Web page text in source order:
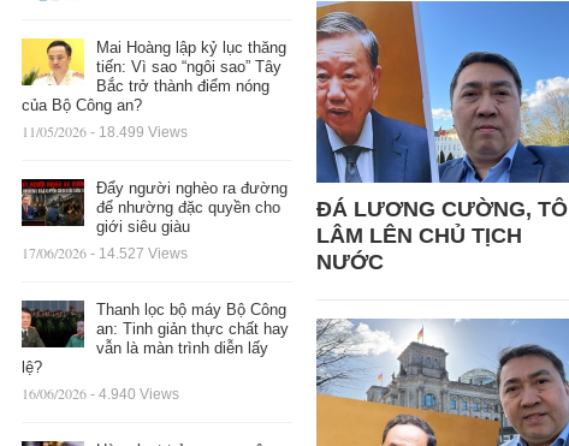
Mai Hoàng lập kỷ lục thăng
tiến: Vì sao “ngôi sao” Tây
Bắc trở thành điểm nóng
của Bộ Công an?
11/05/2026 - 18.499 Views
Đẩy người nghèo ra đường
để nhường đặc quyền cho
giới siêu giàu
17/06/2026 - 14.527 Views
Thanh lọc bộ máy Bộ Công
an: Tinh giản thực chất hay
vẫn là màn trình diễn lấy
lệ?
16/06/2026 - 4.940 Views
ĐÁ LƯƠNG CƯỜNG, TÔ
LÂM LÊN CHỦ TỊCH
NƯỚC